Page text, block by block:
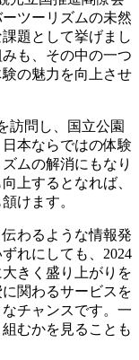
ツーリズムの未然
題として挙げまし
も、その中の一つ
の魅力を向上させ
訪問し、国立公園
本ならではの体験
ムの解消にもなり
上するとなれば、
けます。
わるような情報発
れにしても、2024
きく盛り上がりを
関わるサービスを
チャンスです。一
むかを見ることも